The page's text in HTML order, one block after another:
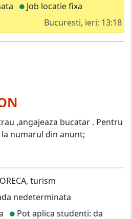
Job locatie fixa
Bucuresti, ieri; 13:18
,angajeaza bucatar . Pentru
numarul din anunt;
turism
nedeterminata
Pot aplica studenti: da